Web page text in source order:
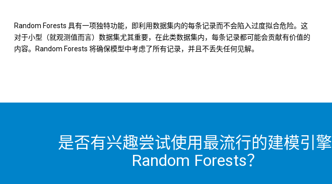
Random Forests 具有一项独特功能，即利用数据集内的每条记录而不会陷入过度拟合危险。这
对于小型（就观测值而言）数据集尤其重要，在此类数据集内，每条记录都可能会贡献有价值的
内容。Random Forests 将确保模型中考虑了所有记录，并且不丢失任何见解。
是否有兴趣尝试使用最流行的建模引擎
Random Forests？